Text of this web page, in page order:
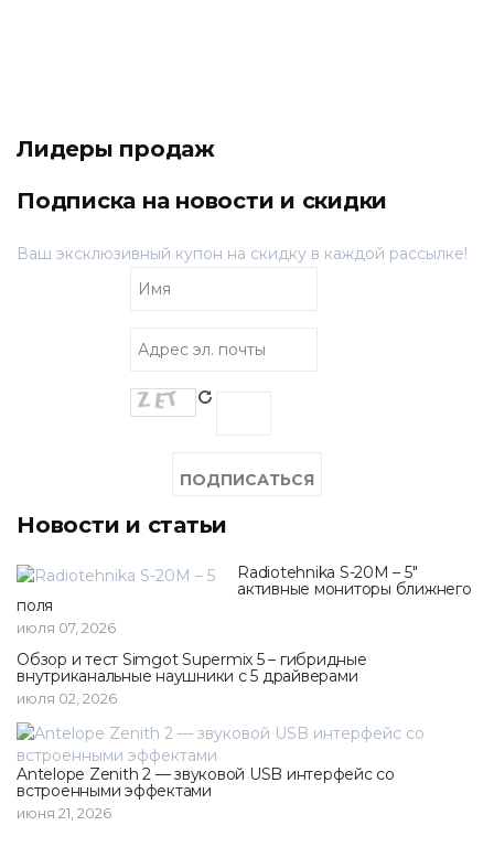
Лидеры продаж
Подписка на новости и скидки
Ваш эксклюзивный купон на скидку в каждой рассылке!
Новости и статьи
Radiotehnika S-20M – 5"
активные мониторы ближнего
поля
июля 07, 2026
Обзор и тест Simgot Supermix 5 – гибридные
внутриканальные наушники с 5 драйверами
июля 02, 2026
Antelope Zenith 2 — звуковой USB интерфейс со
встроенными эффектами
июня 21, 2026